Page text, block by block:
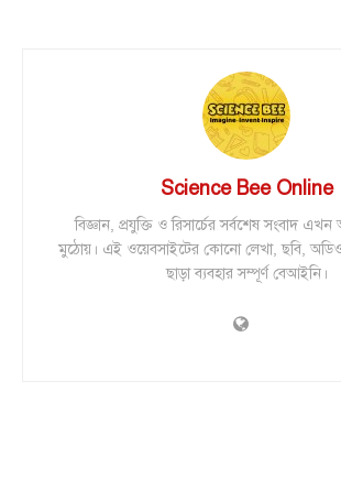
Science Bee Online
বিজ্ঞান, প্রযুক্তি ও রিসার্চের সর্বশেষ সংবাদ
মুঠোয়। এই ওয়েবসাইটের কোনো লেখা, ছবি,
ছাড়া ব্যবহার সম্পূর্ণ বেআইনি।